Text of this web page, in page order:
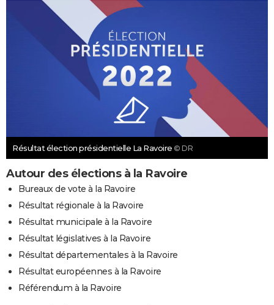
Résultat élection présidentielle La Ravoire © DR
Autour des élections à la Ravoire
Bureaux de vote à la Ravoire
Résultat régionale à la Ravoire
Résultat municipale à la Ravoire
Résultat législatives à la Ravoire
Résultat départementales à la Ravoire
Résultat européennes à la Ravoire
Référendum à la Ravoire